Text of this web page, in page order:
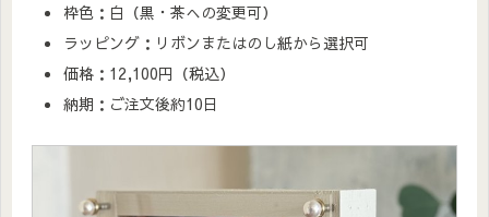
枠色：白（黒・茶への変更可）
ラッピング：リボンまたはのし紙から選択可
価格：12,100円（税込）
納期：ご注文後約10日